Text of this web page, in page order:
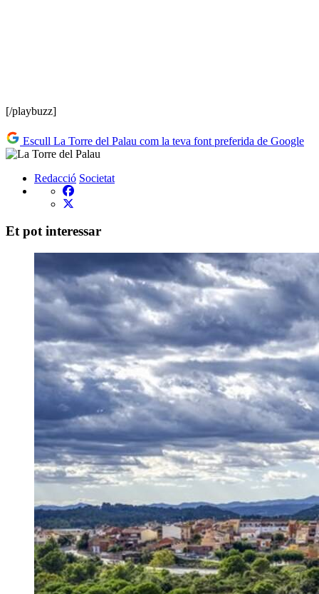
[/playbuzz]
Escull La Torre del Palau com la teva font preferida de Google
Redacció Societat
Et pot interessar